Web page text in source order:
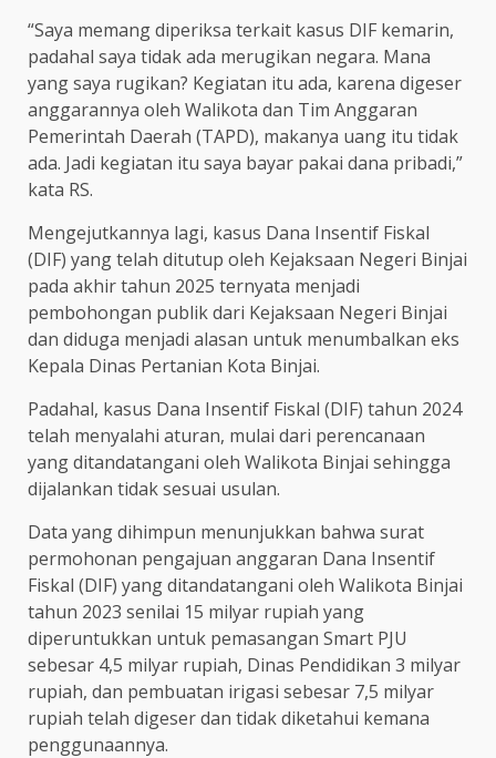
“Saya memang diperiksa terkait kasus DIF kemarin,
padahal saya tidak ada merugikan negara. Mana
yang saya rugikan? Kegiatan itu ada, karena digeser
anggarannya oleh Walikota dan Tim Anggaran
Pemerintah Daerah (TAPD), makanya uang itu tidak
ada. Jadi kegiatan itu saya bayar pakai dana pribadi,”
kata RS.
Mengejutkannya lagi, kasus Dana Insentif Fiskal
(DIF) yang telah ditutup oleh Kejaksaan Negeri Binjai
pada akhir tahun 2025 ternyata menjadi
pembohongan publik dari Kejaksaan Negeri Binjai
dan diduga menjadi alasan untuk menumbalkan eks
Kepala Dinas Pertanian Kota Binjai.
Padahal, kasus Dana Insentif Fiskal (DIF) tahun 2024
telah menyalahi aturan, mulai dari perencanaan
yang ditandatangani oleh Walikota Binjai sehingga
dijalankan tidak sesuai usulan.
Data yang dihimpun menunjukkan bahwa surat
permohonan pengajuan anggaran Dana Insentif
Fiskal (DIF) yang ditandatangani oleh Walikota Binjai
tahun 2023 senilai 15 milyar rupiah yang
diperuntukkan untuk pemasangan Smart PJU
sebesar 4,5 milyar rupiah, Dinas Pendidikan 3 milyar
rupiah, dan pembuatan irigasi sebesar 7,5 milyar
rupiah telah digeser dan tidak diketahui kemana
penggunaannya.